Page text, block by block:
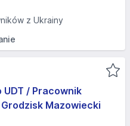
z Ukrainy
UDT / Pracownik
Mazowiecki